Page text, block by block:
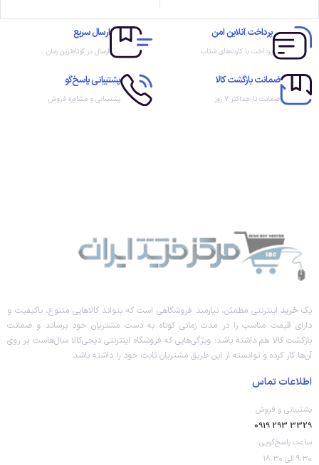
ابعاد جعبه : 38.4*27.5*6.5 سانتی
متر پرداخت آنلاین امن
پرداخت با کارت‌های شتاب
ارسال سریع
ارسال در کوتاه‌ترین زمان
ضمانت بازگشت کالا
ضمانت تا حداکثر ۷ روز
پشتیبانی پاسخ‌گو
پشتیبانی و مشاوره فروش
یکخریداینترنتی مطمئن، نیازمند فروشگاهی است که بتواند کالاهایی متنوع، باکیفیت و
دارای قیمت مناسب را در مدت زمانی کوتاه به دست مشتریان خود برساند و ضمانت
بازگشت کالا هم داشته باشد؛ ویژگی‌هایی که فروشگاه اینترنتی دیجی‌کالا سال‌هاست بر روی
آن‌ها کار کرده و توانسته از این طریق مشتریان ثابت خود را داشته باشد.
اطلاعات تماس
پشتیبانی و فروش
3329 293 0919
ساعت پاسخ‌گویی
۹:۳۰ الی ۱۸:۳۰